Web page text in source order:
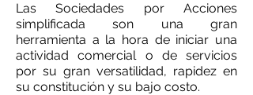
Las Sociedades por Acciones
simplificada son una gran
herramienta a la hora de iniciar una
actividad comercial o de servicios
por su gran versatilidad, rapidez en
su constitución y su bajo costo.